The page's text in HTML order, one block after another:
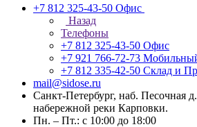
+7 812 325-43-50 Офис
Назад
Телефоны
+7 812 325-43-50 Офис
+7 921 766-72-73
+7 812 335-42-50 Склад и
mail@sidose.ru
Санкт-Петербург, наб. Песочная
набережной реки Карповки.
Пн. – Пт.: с 10:00 до 18:00